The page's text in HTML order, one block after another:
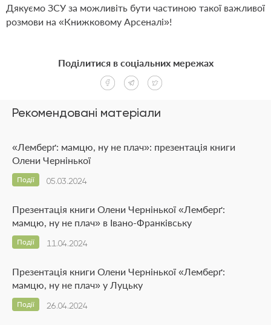
Дякуємо ЗСУ за можливіть бути частиною такої важливої
розмови на «Книжковому Арсеналі»!
Рекомендовані матеріали
«Лемберґ: мамцю, ну не плач»: презентація книги
Олени Чернінької
05.03.2024
Події
Презентація книги Олени Чернінької «Лемберґ:
мамцю, ну не плач» в Івано-Франківську
11.04.2024
Події
Презентація книги Олени Чернінької «Лемберґ:
мамцю, ну не плач» у Луцьку
26.04.2024
Події
Поділитися в соціальних мережах